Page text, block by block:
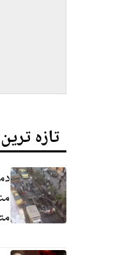
تازہ